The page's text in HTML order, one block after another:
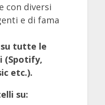
con diversi
e di fama
tutte le
(Spotify,
etc.).
su: